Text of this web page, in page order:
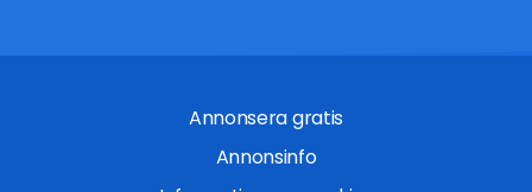
Annonsera gratis
Annonsinfo